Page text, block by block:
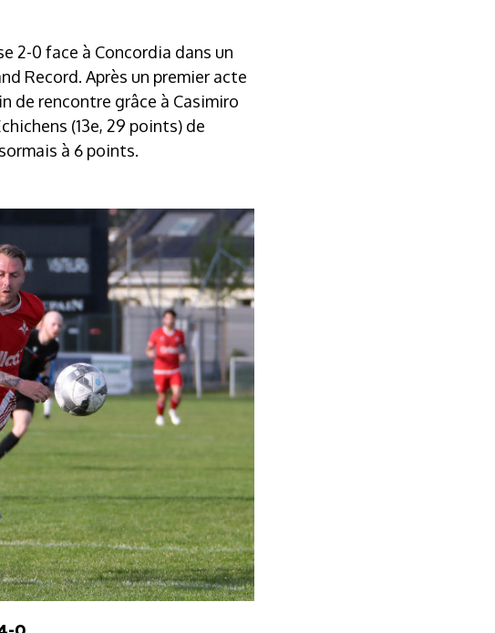
2-0 face à Concordia dans un
Record. Après un premier acte
de rencontre grâce à Casimiro
(13e, 29 points) de
à 6 points.